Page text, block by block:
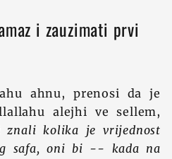
i zauzimati prvi
ahnu, prenosi da je
alejhi ve sellem,
znali kolika je vrijednost
safa, oni bi -- kada na